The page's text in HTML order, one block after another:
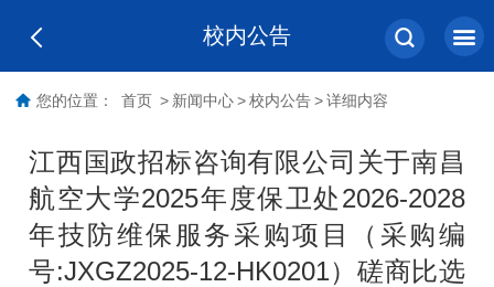
校内公告
您的位置： 首页 > 新闻中心 > 校内公告 > 详细内容
江西国政招标咨询有限公司关于南昌
航空大学2025年度保卫处2026-2028
年技防维保服务采购项目（采购编
号:JXGZ2025-12-HK0201）磋商比选